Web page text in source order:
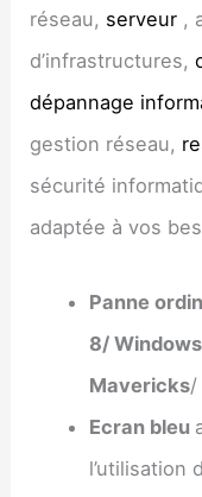
réseau, serveur ,
d’infrastructures,
dépannage
gestion réseau,
sécurité
adaptée à vos
Panne
8/
Mavericks/
Ecran bleu
l’utilisation